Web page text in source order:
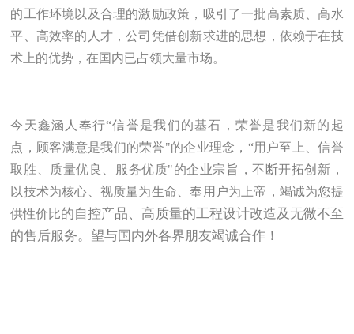
的工作环境以及合理的激励政策，吸引了一批高素质、高水
平、高效率的人才，公司凭借创新求进的思想，依赖于在技
术上的优势，在国内已占领大量市场。
今天鑫涵 人奉行“信誉是我们的基石，荣誉是我们新的起
点，顾客满意是我们的荣誉"的企业理念，“用户至上、信誉
取胜、质量优良、服务优质"的企业宗旨，不断开拓创新，
以技术为核心、视质量为生命、奉用户为上帝，竭诚为您提
供性价比的自控产品、高质量的工程设计改造及无微不至
的售后服务。望与国内外各界朋友竭诚合作！